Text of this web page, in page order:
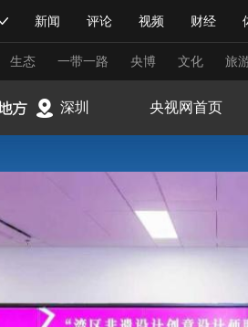
新闻 评论 视频 财经
联播+ 中国领导人 央视快评 习式
大全 节目单 听音 微视频 主
English Монгол
生态 一带一路 央博 文化 旅
经济
天天学习
比划 快看 蓝海中国 新兵请
深圳 央视网首页